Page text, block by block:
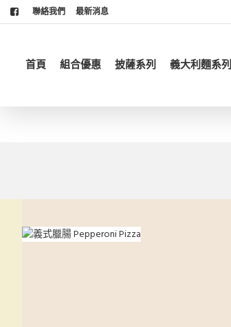
聯絡我們 最新消息
首頁 組合優惠 披薩系列 義大利麵系列